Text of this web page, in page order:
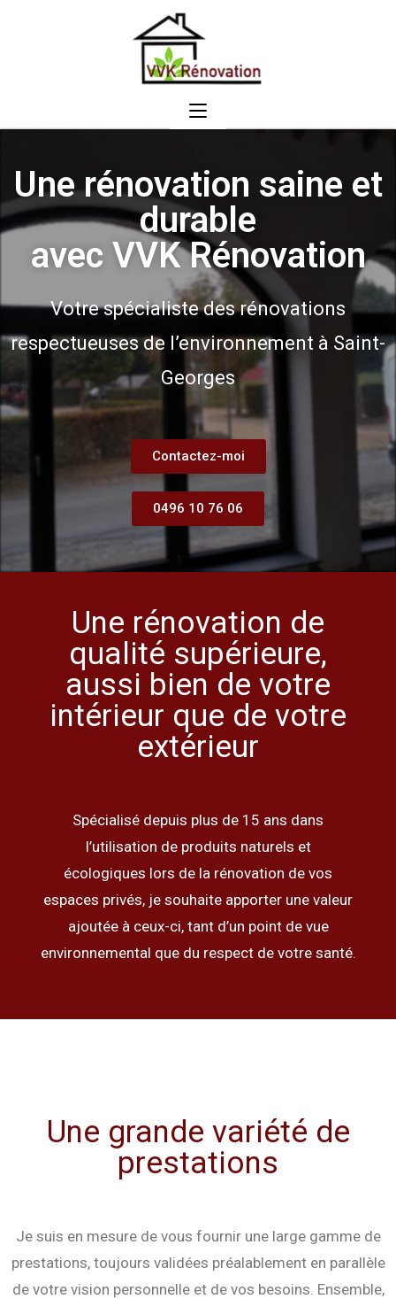
Une rénovation saine et
durable
avec VVK Rénovation
Votre spécialiste des rénovations
respectueuses de l’environnement à Saint-
Georges
Contactez-moi
0496 10 76 06
Une rénovation de
qualité supérieure,
aussi bien de votre
intérieur que de votre
extérieur
Spécialisé depuis plus de 15 ans dans
l’utilisation de produits naturels et
écologiques lors de la rénovation de vos
espaces privés, je souhaite apporter une valeur
ajoutée à ceux-ci, tant d’un point de vue
environnemental que du respect de votre santé.
Une grande variété de
prestations
Je suis en mesure de vous fournir une large gamme de
prestations, toujours validées préalablement en parallèle
de votre vision personnelle et de vos besoins. Ensemble,